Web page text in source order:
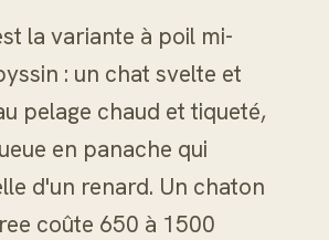
la variante à poil mi-
: un chat svelte et
pelage chaud et tiqueté,
en panache qui
d'un renard. Un chaton
coûte 650 à 1500